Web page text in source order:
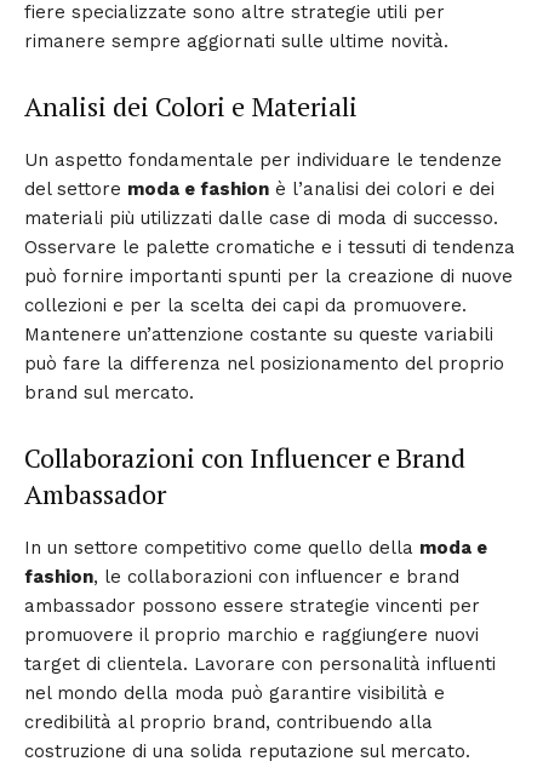
fiere specializzate sono altre strategie utili per
rimanere sempre aggiornati sulle ultime novità.
Analisi dei Colori e Materiali
Un aspetto fondamentale per individuare le tendenze
del settore moda e fashion è l’analisi dei colori e dei
materiali più utilizzati dalle case di moda di successo.
Osservare le palette cromatiche e i tessuti di tendenza
può fornire importanti spunti per la creazione di nuove
collezioni e per la scelta dei capi da promuovere.
Mantenere un’attenzione costante su queste variabili
può fare la differenza nel posizionamento del proprio
brand sul mercato.
Collaborazioni con Influencer e Brand
Ambassador
In un settore competitivo come quello della moda e
fashion, le collaborazioni con influencer e brand
ambassador possono essere strategie vincenti per
promuovere il proprio marchio e raggiungere nuovi
target di clientela. Lavorare con personalità influenti
nel mondo della moda può garantire visibilità e
credibilità al proprio brand, contribuendo alla
costruzione di una solida reputazione sul mercato.